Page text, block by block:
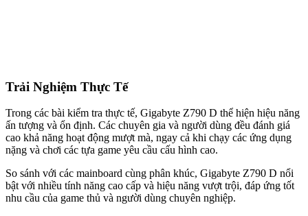
Trải Nghiệm Thực Tế
Trong các bài kiểm tra thực tế, Gigabyte Z790 D thể hiện hiệu năng
ấn tượng và ổn định. Các chuyên gia và người dùng đều đánh giá
cao khả năng hoạt động mượt mà, ngay cả khi chạy các ứng dụng
nặng và chơi các tựa game yêu cầu cấu hình cao.
So sánh với các mainboard cùng phân khúc, Gigabyte Z790 D nổi
bật với nhiều tính năng cao cấp và hiệu năng vượt trội, đáp ứng tốt
nhu cầu của game thủ và người dùng chuyên nghiệp.